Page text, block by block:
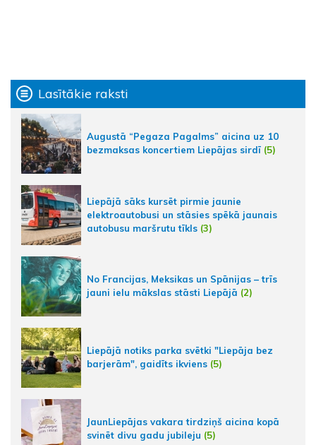
Lasītākie raksti
Augustā “Pegaza Pagalms” aicina uz 10
bezmaksas koncertiem Liepājas sirdī (5)
Liepājā sāks kursēt pirmie jaunie
elektroautobusi un stāsies spēkā jaunais
autobusu maršrutu tīkls (3)
No Francijas, Meksikas un Spānijas – trīs
jauni ielu mākslas stāsti Liepājā (2)
Liepājā notiks parka svētki "Liepāja bez
barjerām", gaidīts ikviens (5)
JaunLiepājas vakara tirdziņš aicina kopā
svinēt divu gadu jubileju (5)